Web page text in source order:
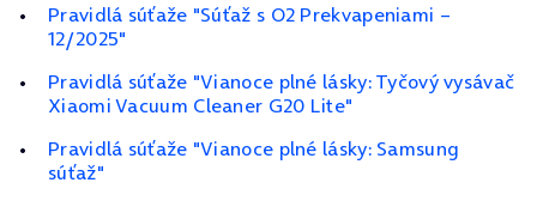
Pravidlá súťaže "Súťaž s O2 Prekvapeniami –
12/2025"
Pravidlá súťaže "Vianoce plné lásky: Tyčový vysávač
Xiaomi Vacuum Cleaner G20 Lite"
Pravidlá súťaže "Vianoce plné lásky: Samsung
súťaž"